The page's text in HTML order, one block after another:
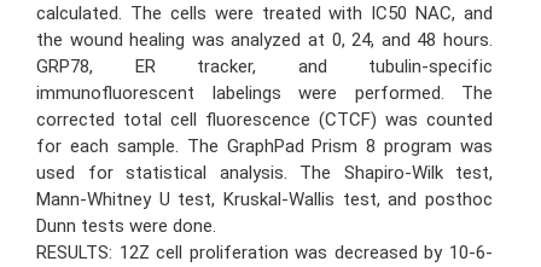
calculated. The cells were treated with IC50 NAC, and
the wound healing was analyzed at 0, 24, and 48 hours.
GRP78, ER tracker, and tubulin-specific
immunofluorescent labelings were performed. The
corrected total cell fluorescence (CTCF) was counted
for each sample. The GraphPad Prism 8 program was
used for statistical analysis. The Shapiro-Wilk test,
Mann-Whitney U test, Kruskal-Wallis test, and posthoc
Dunn tests were done.
RESULTS: 12Z cell proliferation was decreased by 10-6-